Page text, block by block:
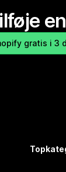
gratis i 3